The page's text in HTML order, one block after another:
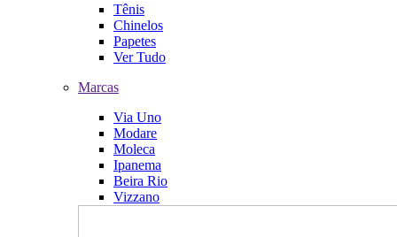
Tênis
Chinelos
Papetes
Ver Tudo
Marcas
Via Uno
Modare
Moleca
Ipanema
Beira Rio
Vizzano